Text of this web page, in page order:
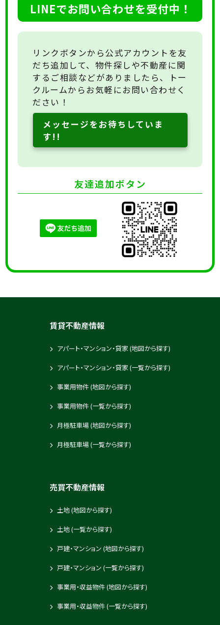
2025-11-07
メゾン・オーク 103号室
2025-11-07
フレンドパーク 102号室
2025-10-29
イーストハウス D棟
2025-10-27
メゾン・ピュア 103号室
弘前横丁 A～J号室
メゾンサンセットⅡ 203号室
2025-10-09
コーポ石渡 202号室
2025-10-06
メゾンウ・ララ 103号室
2025-10-03
コーポ土谷 105号室
LINEでお問い合わせを受付中！
リンクボタンから公式アカウントを友
だち追加して、物件探しや不動産に関
するご相談などがありましたら、トー
クルームからお気軽にお問い合わせく
ださい！
メッセージをお待ちしていま
す!!
友達追加ボタン
賃貸不動産情報
アパート・マンション・貸家 (地図から探す)
アパート・マンション・貸家 (一覧から探す)
事業用物件 (地図から探す)
事業用物件 (一覧から探す)
月極駐車場 (地図から探す)
月極駐車場 (一覧から探す)
売買不動産情報
土地 (地図から探す)
土地 (一覧から探す)
戸建・マンション (地図から探す)
戸建・マンション (一覧から探す)
事業用・収益物件 (地図から探す)
事業用・収益物件 (一覧から探す)